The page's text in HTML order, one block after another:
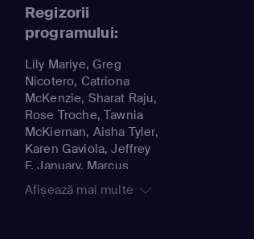
Regizorii
programului:
Lily Mariye, Greg
Nicotero, Catriona
McKenzie, Sharat Raju,
Rose Troche, Tawnia
McKiernan, Aisha Tyler,
Karen Gaviola, Jeffrey
F. January, Marcus
Stokes, Loren S.
Yaconelli, Michael E.
Afișează mai multe